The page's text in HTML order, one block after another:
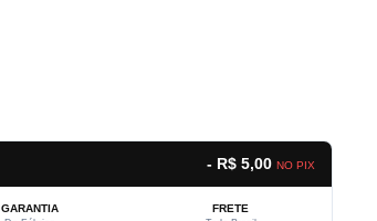
- R$ 5,00 NO PIX
GARANTIA FRETE